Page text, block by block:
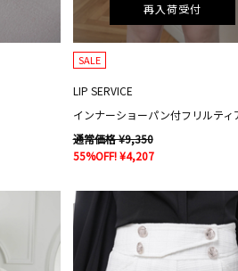
再入荷受付
SALE
LIP SERVICE
通常価格 ¥9,350
55%OFF! ¥4,207